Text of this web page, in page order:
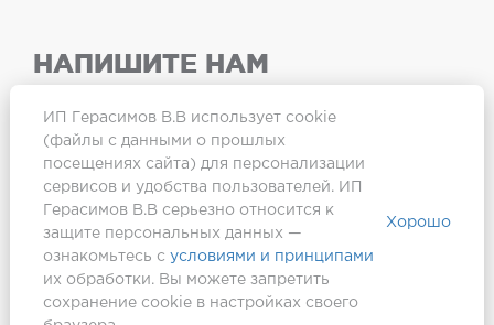
НАПИШИТЕ НАМ
ИП Герасимов В.В использует cookie
(файлы с данными о прошлых
посещениях сайта) для персонализации
сервисов и удобства пользователей. ИП
Герасимов В.В серьезно относится к
защите персональных данных —
ознакомьтесь с условиями и принципами
их обработки. Вы можете запретить
сохранение cookie в настройках своего
Хорошо